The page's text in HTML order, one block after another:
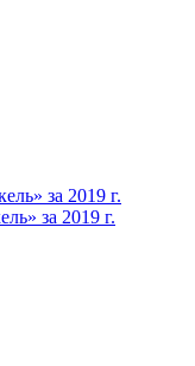
за 2019 г.
за 2019 г.